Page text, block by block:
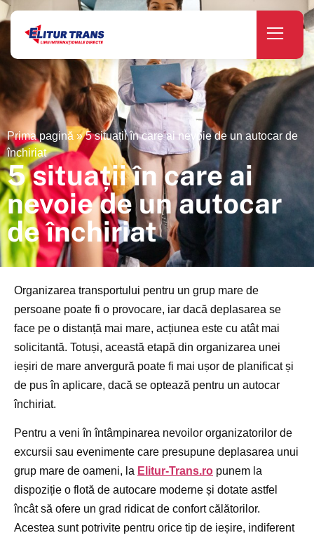
Prima pagină »5 situații în care ai nevoie de un autocar de
închiriat
5 situații în care ai
nevoie de un autocar
de închiriat
Organizarea transportului pentru un grup mare de
persoane poate fi o provocare, iar dacă deplasarea se
face pe o distanță mai mare, acțiunea este cu atât mai
solicitantă. Totuși, această etapă din organizarea unei
ieșiri de mare anvergură poate fi mai ușor de planificat și
de pus în aplicare, dacă se optează pentru un autocar
închiriat.
Pentru a veni în întâmpinarea nevoilor organizatorilor de
excursii sau evenimente care presupune deplasarea unui
grup mare de oameni, la Elitur-Trans.ro punem la
dispoziție o flotă de autocare moderne și dotate astfel
încât să ofere un grad ridicat de confort călătorilor.
Acestea sunt potrivite pentru orice tip de ieșire, indiferent